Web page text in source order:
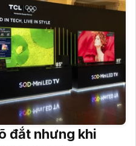
đắt nhưng khi